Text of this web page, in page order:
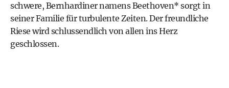
schwere, Bernhardiner namensBeethoven* sorgt in
seiner Familie für turbulente Zeiten. Der freundliche
Riese wird schlussendlich von allen ins Herz
geschlossen.